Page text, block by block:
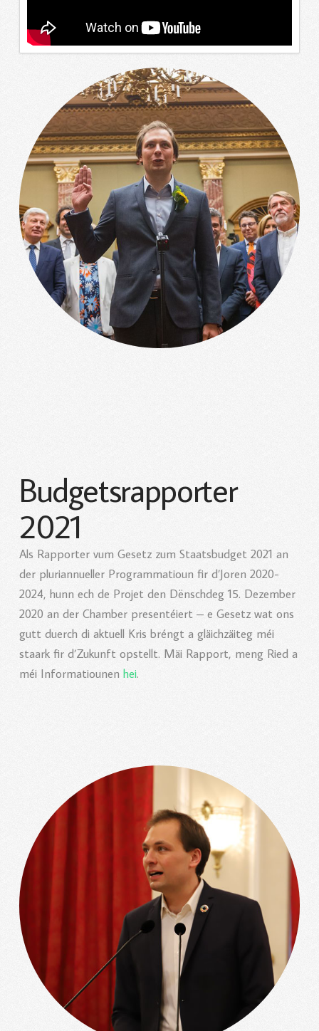
Budgetsrapporter
2021
Als Rapporter vum Gesetz zum Staatsbudget 2021 an
der pluriannueller Programmatioun fir d’Joren 2020-
2024, hunn ech de Projet den Dënschdeg 15. Dezember
2020 an der Chamber presentéiert – e Gesetz wat ons
gutt duerch di aktuell Kris bréngt a gläichzäiteg méi
staark fir d’Zukunft opstellt. Mäi Rapport, meng Ried a
méi Informatiounen hei.